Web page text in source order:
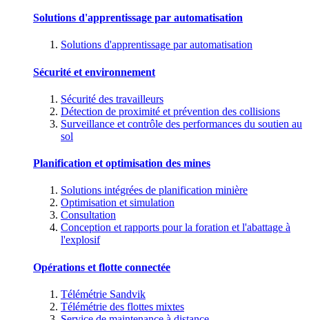
Solutions d'apprentissage par automatisation
Solutions d'apprentissage par automatisation
Sécurité et environnement
Sécurité des travailleurs
Détection de proximité et prévention des collisions
Surveillance et contrôle des performances du soutien au
sol
Planification et optimisation des mines
Solutions intégrées de planification minière
Optimisation et simulation
Consultation
Conception et rapports pour la foration et l'abattage à
l'explosif
Opérations et flotte connectée
Télémétrie Sandvik
Télémétrie des flottes mixtes